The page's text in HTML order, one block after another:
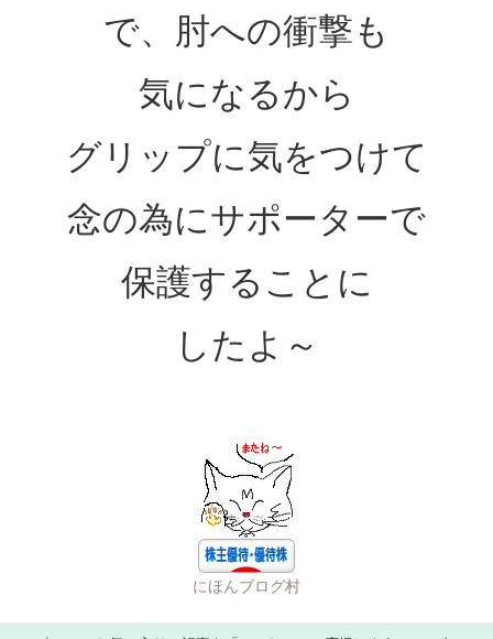
で、肘への衝撃も
気になるから
グリップに気をつけて
念の為にサポーターで
保護することに
したよ～
にほんブログ村